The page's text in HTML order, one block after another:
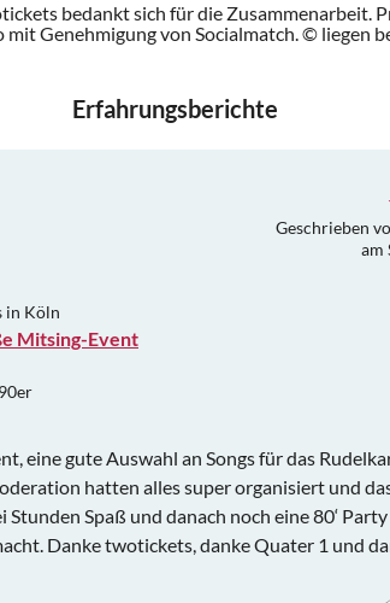
bedankt sich für die Zusammenarbeit.
mit Genehmigung von Socialmatch. © liegen
Erfahrungsberichte
Geschrieben
am
in Köln
Mitsing-Event
eine gute Auswahl an Songs für das
hatten alles super organisiert und
Spaß und danach noch eine 80‘
Danke twotickets, danke Quater 1 und